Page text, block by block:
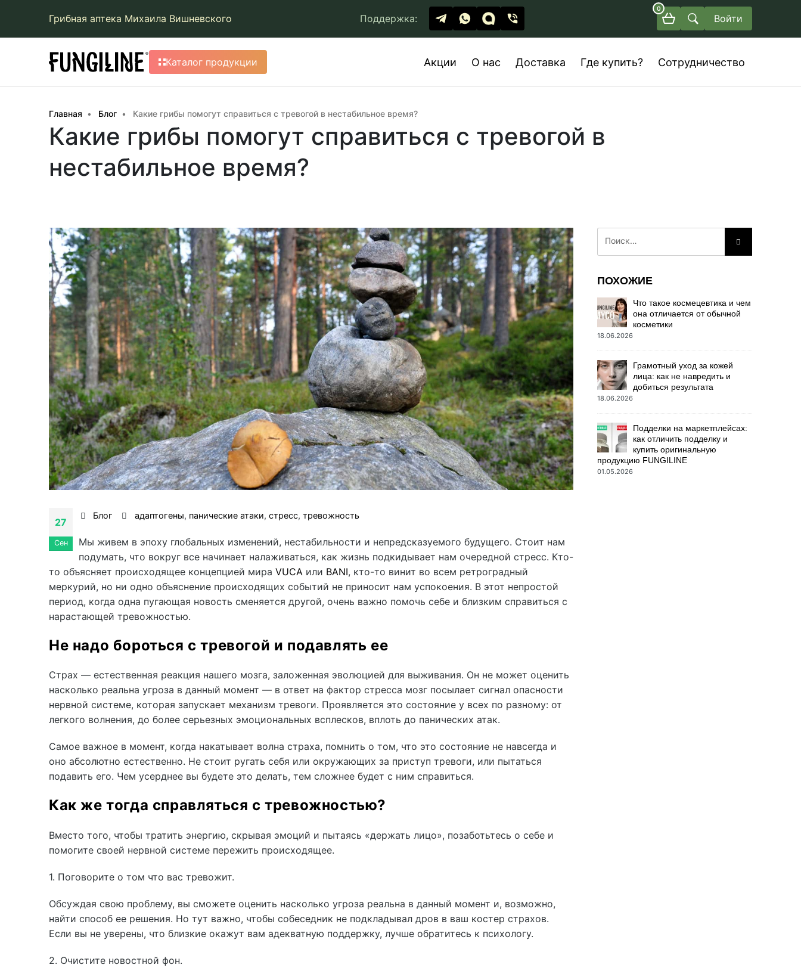
Грибная аптека Михаила Вишневского Поддержка:
0
Войти
Каталог продукции Акции О нас Доставка Где купить? Сотрудничество
Главная Блог Какие грибы помогут справиться с тревогой в нестабильное время?
Какие грибы помогут справиться с тревогой в
нестабильное время?
27
Сен
Блог адаптогены, панические атаки, стресс, тревожность
Мы живем в эпоху глобальных изменений, нестабильности и непредсказуемого будущего. Стоит нам
подумать, что вокруг все начинает налаживаться, как жизнь подкидывает нам очередной стресс. Кто-
то объясняет происходящее концепцией мира VUCA или BANI, кто-то винит во всем ретроградный
меркурий, но ни одно объяснение происходящих событий не приносит нам успокоения. В этот непростой
период, когда одна пугающая новость сменяется другой, очень важно помочь себе и близким справиться с
нарастающей тревожностью.
Не надо бороться с тревогой и подавлять ее
Страх — естественная реакция нашего мозга, заложенная эволюцией для выживания. Он не может оценить
насколько реальна угроза в данный момент — в ответ на фактор стресса мозг посылает сигнал опасности
нервной системе, которая запускает механизм тревоги. Проявляется это состояние у всех по разному: от
легкого волнения, до более серьезных эмоциональных всплесков, вплоть до панических атак.
Самое важное в момент, когда накатывает волна страха, помнить о том, что это состояние не навсегда и
оно абсолютно естественно. Не стоит ругать себя или окружающих за приступ тревоги, или пытаться
подавить его. Чем усерднее вы будете это делать, тем сложнее будет с ним справиться.
Как же тогда справляться с тревожностью?
Вместо того, чтобы тратить энергию, скрывая эмоций и пытаясь «держать лицо», позаботьтесь о себе и
помогите своей нервной системе пережить происходящее.
1. Поговорите о том что вас тревожит.
Обсуждая свою проблему, вы сможете оценить насколько угроза реальна в данный момент и, возможно,
найти способ ее решения. Но тут важно, чтобы собеседник не подкладывал дров в ваш костер страхов.
Если вы не уверены, что близкие окажут вам адекватную поддержку, лучше обратитесь к психологу.
2. Очистите новостной фон.
ПОХОЖИЕ
Что такое космецевтика и чем
она отличается от обычной
косметики
18.06.2026
Грамотный уход за кожей
лица: как не навредить и
добиться результата
18.06.2026
Подделки на маркетплейсах:
как отличить подделку и
купить оригинальную
продукцию FUNGILINE
01.05.2026